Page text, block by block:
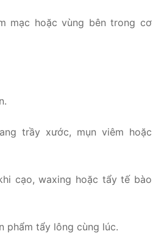
mạc hoặc vùng bên trong cơ
trầy xước, mụn viêm hoặc
cạo, waxing hoặc tẩy tế bào
phẩm tẩy lông cùng lúc.